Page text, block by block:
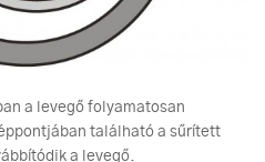
a levegő folyamatosan
található a sűrített
a levegő.